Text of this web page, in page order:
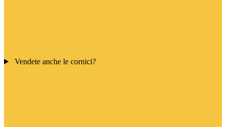
Vendete anche le cornici?